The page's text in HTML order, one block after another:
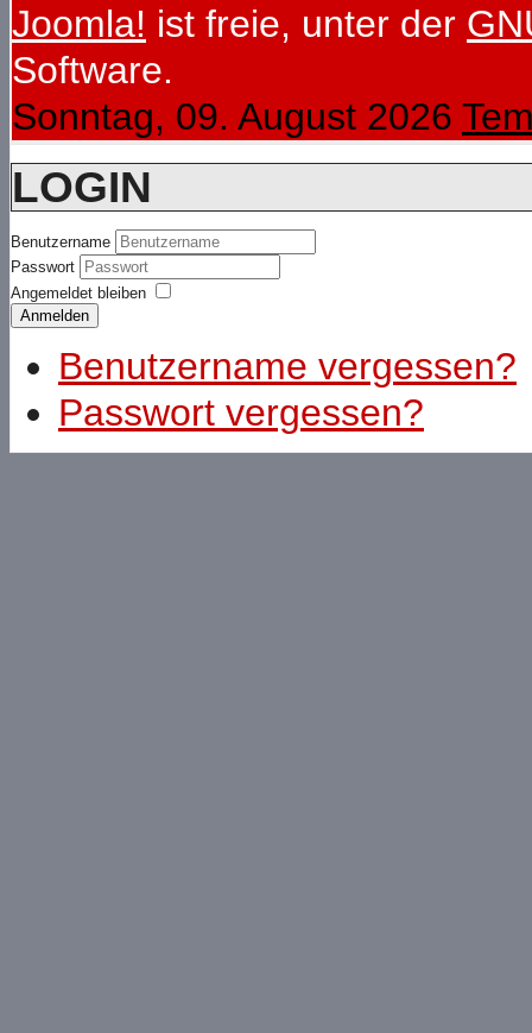
Joomla! ist freie, unter der
Software.
Sonntag, 09. August 2026
LOGIN
Benutzername
Passwort
Angemeldet bleiben
Anmelden
Benutzername vergessen?
Passwort vergessen?